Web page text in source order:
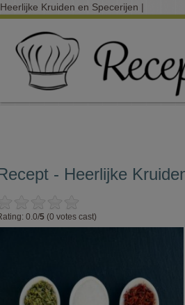
Heerlijke Kruiden en Specerijen |
- Heerlijke
0.0/5 (0 votes cast)